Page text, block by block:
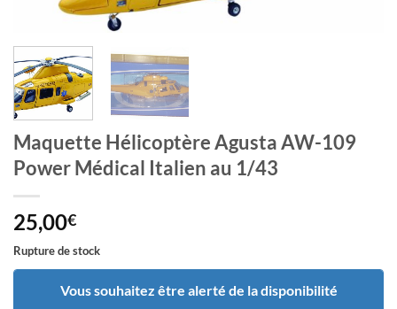
Maquette Hélicoptère Agusta AW-109
Power Médical Italien au 1/43
25,00€
Rupture de stock
Vous souhaitez être alerté de la disponibilité